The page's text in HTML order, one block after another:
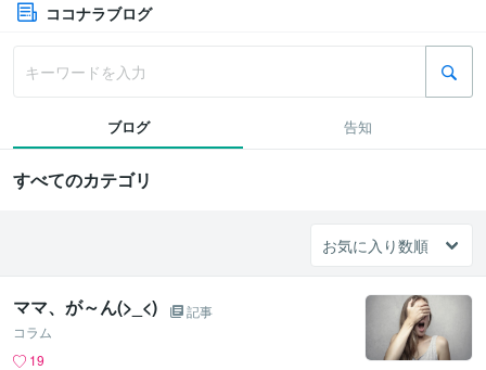
ココナラブログ
ブログ 告知
すべてのカテゴリ
ママ、が～ん(>_<)
記事
コラム
19